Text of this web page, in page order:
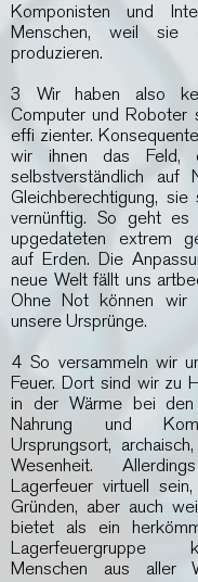
Komponisten und
Menschen, weil sie
produzieren.
3 Wir haben also
Computer und Roboter
effi zienter.
wir ihnen das Feld,
selbstverständlich auf
Gleichberechtigung, sie
vernünftig. So geht
upgedateten extrem
auf Erden. Die
neue Welt fällt uns
Ohne Not können wir
unsere Ursprünge.
4 So versammeln wir
Feuer. Dort sind wir zu
in der Wärme bei
Nahrung und
Ursprungsort,
Wesenheit.
Lagerfeuer virtuell
Gründen, aber auch
bietet als ein
Lagerfeuergruppe
Menschen aus aller